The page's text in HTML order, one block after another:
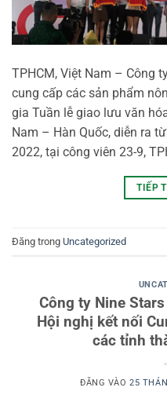
TPHCM, Việt Nam – Công
cung cấp các sản phẩm
gia Tuần lễ giao lưu văn
Nam – Hàn Quốc, diễn ra
2022, tại công viên 23-9,
TIẾP
Đăng trong Uncategorized
Công ty Nine
Hội nghị kết nối
các tỉnh
ĐĂNG VÀO25